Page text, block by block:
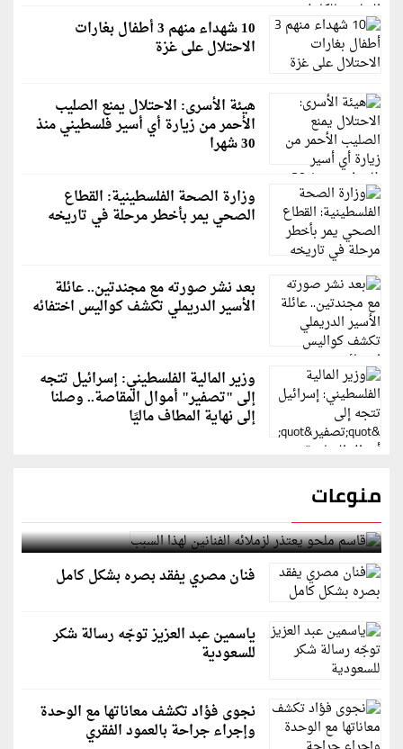
10 شهداء منهم 3 أطفال بغارات
الاحتلال على غزة
هيئة الأسرى: الاحتلال يمنع الصليب
الأحمر من زيارة أي أسير فلسطيني منذ
30 شهرا
وزارة الصحة الفلسطينية: القطاع
الصحي يمر بأخطر مرحلة في تاريخه
بعد نشر صورته مع مجندتين.. عائلة
الأسير الدريملي تكشف كواليس اختفائه
وزير المالية الفلسطيني: إسرائيل تتجه
إلى "تصفير" أموال المقاصة.. وصلنا
إلى نهاية المطاف ماليًا
منوعات
قاسم ملحو يعتذر لزملائه الفنانين لهذا السبب
فنان مصري يفقد بصره بشكل كامل
ياسمين عبد العزيز توجّه رسالة شكر
للسعودية
نجوى فؤاد تكشف معاناتها مع الوحدة
وإجراء جراحة بالعمود الفقري